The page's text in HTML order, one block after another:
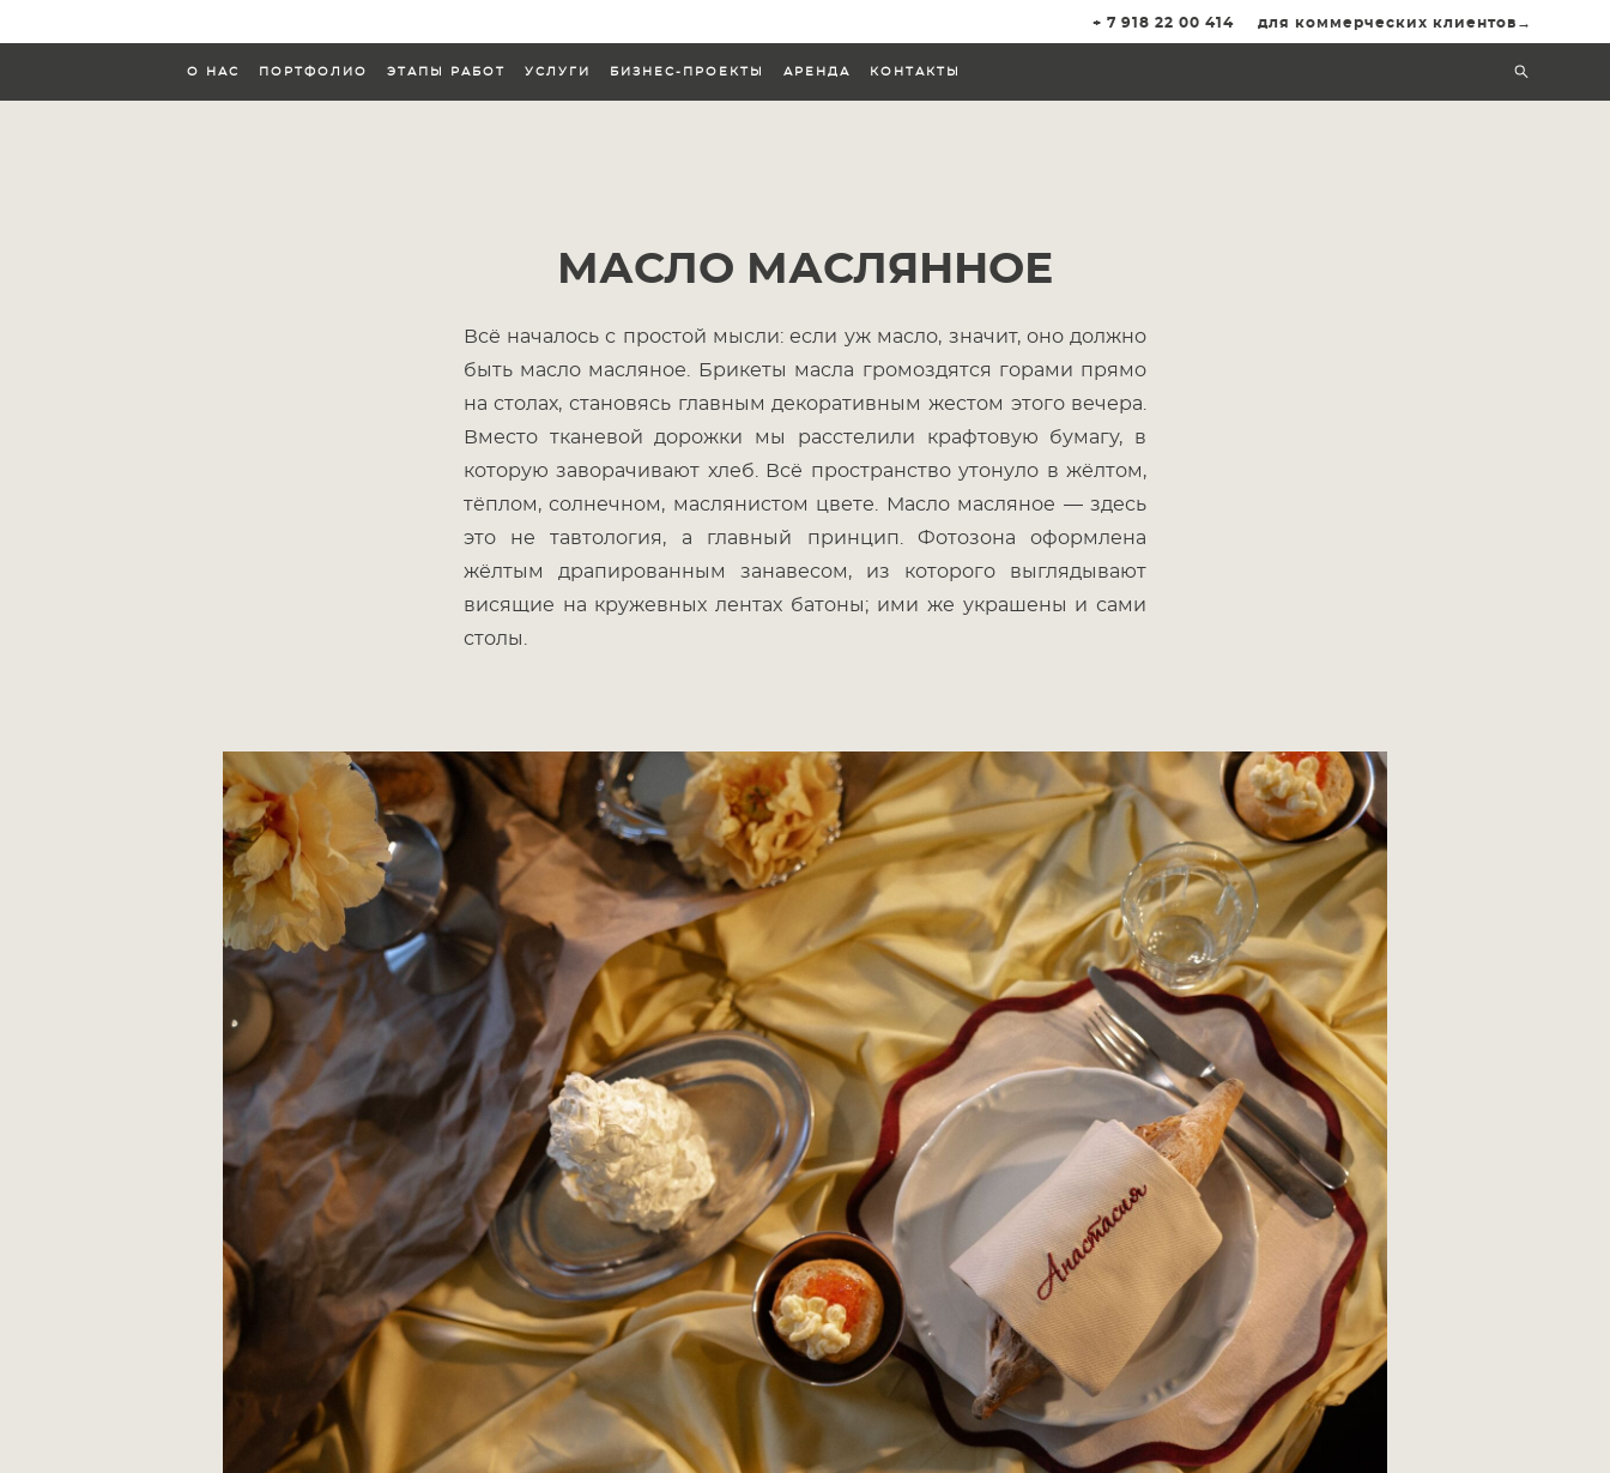
+ 7 918 22 00 414 для коммерческих клиентов→
О НАС ПОРТФОЛИО ЭТАПЫ РАБОТ УСЛУГИ БИЗНЕС-ПРОЕКТЫ АРЕНДА КОНТАКТЫ
МАСЛО МАСЛЯННОЕ
Всё началось с простой мысли: если уж масло, значит, оно должно
быть масло масляное. Брикеты масла громоздятся горами прямо
на столах, становясь главным декоративным жестом этого вечера.
Вместо тканевой дорожки мы расстелили крафтовую бумагу, в
которую заворачивают хлеб. Всё пространство утонуло в жёлтом,
тёплом, солнечном, маслянистом цвете. Масло масляное — здесь
это не тавтология, а главный принцип. Фотозона оформлена
жёлтым драпированным занавесом, из которого выглядывают
висящие на кружевных лентах батоны; ими же украшены и сами
столы.